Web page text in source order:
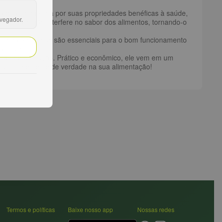
conhecida por suas propriedades benéficas à saúde,
suave não interfere no sabor dos alimentos, tornando-o
3 e 6, que são essenciais para o bom funcionamento
livres.
de produção. Prático e econômico, ele vem em um
ingrediente de verdade na sua alimentação!
Termos e políticas
Baixe nosso app Nossas redes